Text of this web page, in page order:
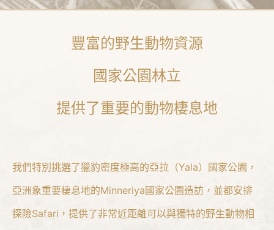
豐富的野生動物資源
國家公園林立
提供了重要的動物棲息地
我們特別挑選了獵豹密度極高的亞拉（Yala）國家公園，
亞洲象重要棲息地的Minneriya國家公園造訪，並都安排
探險Safari，提供了非常近距離可以與獨特的野生動物相